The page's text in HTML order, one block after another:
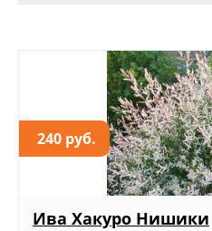
240 руб.
Ива Хакуро Нишики